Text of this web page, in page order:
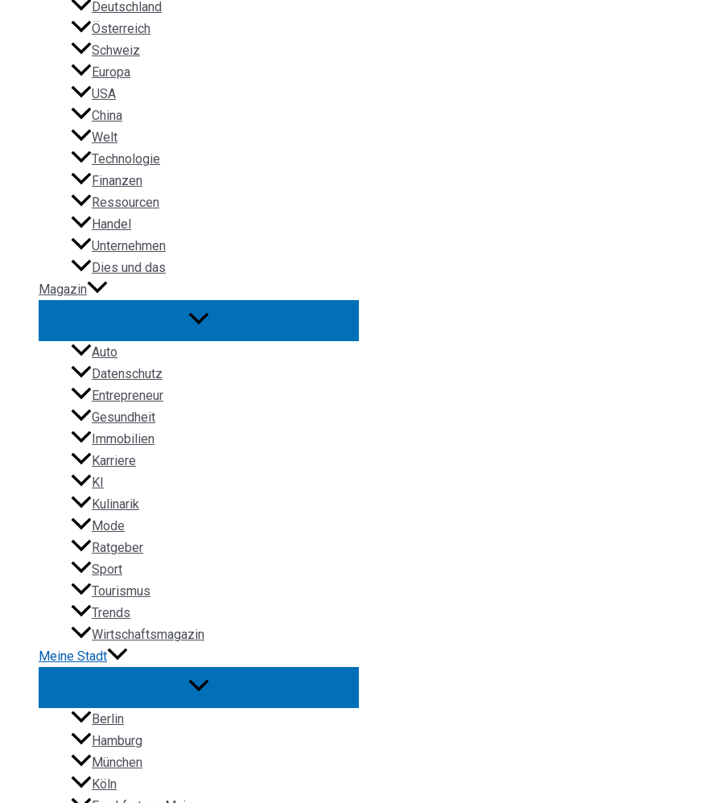
Deutschland
Österreich
Schweiz
Europa
USA
China
Welt
Technologie
Finanzen
Ressourcen
Handel
Unternehmen
Dies und das
Magazin
Auto
Datenschutz
Entrepreneur
Gesundheit
Immobilien
Karriere
KI
Kulinarik
Mode
Ratgeber
Sport
Tourismus
Trends
Wirtschaftsmagazin
Meine Stadt
Berlin
Hamburg
München
Köln